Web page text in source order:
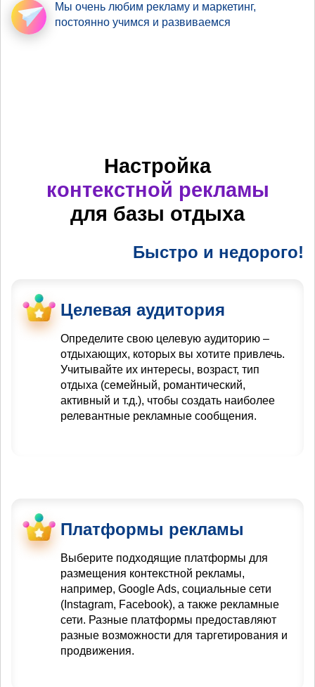
Мы очень любим рекламу и маркетинг,
постоянно учимся и развиваемся
Настройка
контекстной рекламы
для базы отдыха
Быстро и недорого!
Целевая аудитория
Определите свою целевую аудиторию –
отдыхающих, которых вы хотите привлечь.
Учитывайте их интересы, возраст, тип
отдыха (семейный, романтический,
активный и т.д.), чтобы создать наиболее
релевантные рекламные сообщения.
Платформы рекламы
Выберите подходящие платформы для
размещения контекстной рекламы,
например, Google Ads, социальные сети
(Instagram, Facebook), а также рекламные
сети. Разные платформы предоставляют
разные возможности для таргетирования и
продвижения.